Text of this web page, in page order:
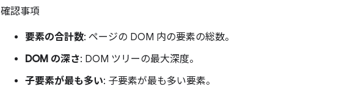
確認事項
要素の合計数: ページの DOM 内の要素の総数。
DOM の深さ: DOM ツリーの最大深度。
子要素が最も多い: 子要素が最も多い要素。